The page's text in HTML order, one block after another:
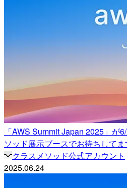
「AWS Summit Japan 2025」が
ソッド展示ブースでお待ちしてま
クラスメソッド公式アカウント
2025.06.24